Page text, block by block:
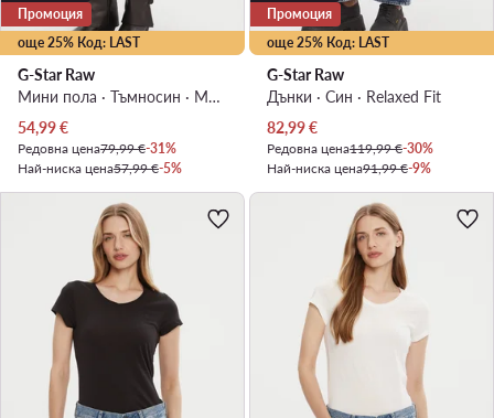
още 25% Код: LAST
Промоция
G-Star Raw
Мини пола · Тъмносин · Мини
Актуална цена
54,99€
Редовна цена79,99 €-31%
Най-ниска цена57,99 €-5%
още 25% Код: LAST
Промоция
G-Star Raw
Дънки · Син · Relaxed Fit
Актуална цена
82,99€
Редовна цена119,99 €-30%
Най-ниска цена91,99 €-9%